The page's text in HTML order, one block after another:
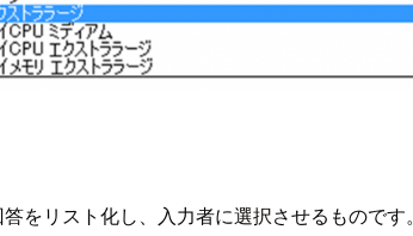
をリスト化し、入力者に選択させるものです。